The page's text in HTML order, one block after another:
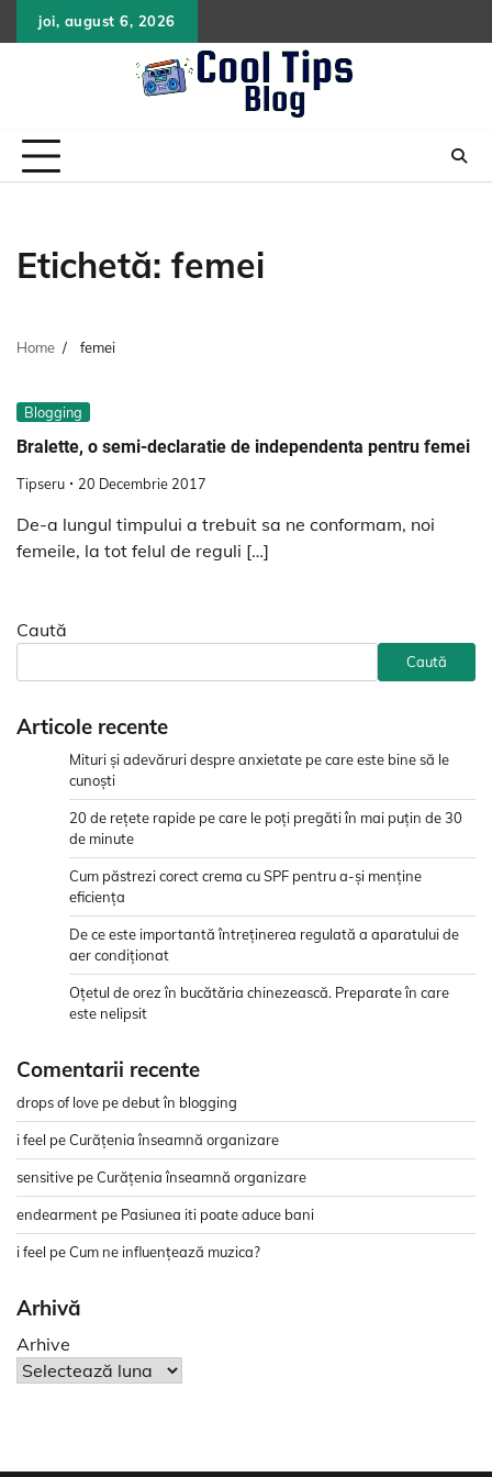
to
joi, august 6, 2026
Etichetă: femei
Home femei
Blogging
Bralette, o semi-declaratie de independenta pentru femei
Tipseru 20 Decembrie 2017
De-a lungul timpului a trebuit sa ne conformam, noi
femeile, la tot felul de reguli […]
Caută
Caută
Articole recente
Mituri și adevăruri despre anxietate pe care este bine să le
cunoști
20 de rețete rapide pe care le poți pregăti în mai puțin de 30
de minute
Cum păstrezi corect crema cu SPF pentru a-și menține
eficiența
De ce este importantă întreținerea regulată a aparatului de
aer condiționat
Oțetul de orez în bucătăria chinezească. Preparate în care
este nelipsit
Comentarii recente
drops of love pedebut în blogging
i feel peCurățenia înseamnă organizare
sensitive peCurățenia înseamnă organizare
endearment pe Pasiunea iti poate aduce bani
i feel peCum ne influențează muzica?
Arhivă
Arhive